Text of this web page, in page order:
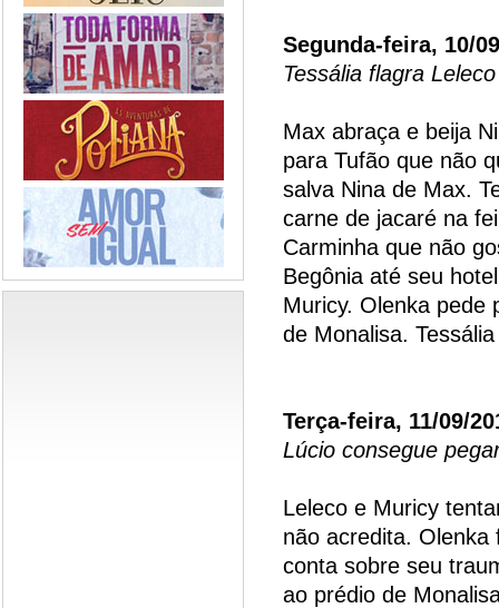
Segunda-feira, 10/
Tessália flagra
Max abraça e beija
para Tufão que não
salva Nina de Max.
carne de jacaré na
Carminha que não
Begônia até seu
Muricy. Olenka pede
de Monalisa.
Terça-feira, 11/09/
Lúcio consegue
Leleco e Muricy
não acredita. Olenka
conta sobre seu
ao prédio de